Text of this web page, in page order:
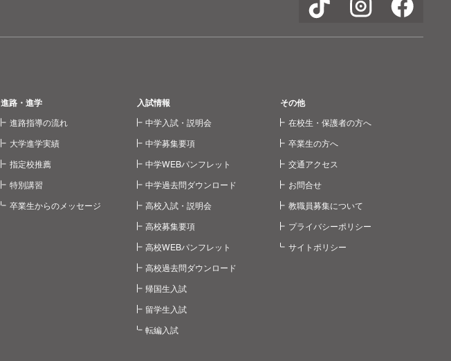
進路・進学
進路指導の流れ
大学進学実績
指定校推薦
特別講習
卒業生からのメッセージ
入試情報
中学入試・説明会
中学募集要項
中学WEBパンフレット
中学過去問ダウンロード
高校入試・説明会
高校募集要項
高校WEBパンフレット
高校過去問ダウンロード
帰国生入試
留学生入試
転編入試
その他
在校生・保護者の方へ
卒業生の方へ
交通アクセス
お問合せ
教職員募集について
プライバシーポリシー
サイトポリシー